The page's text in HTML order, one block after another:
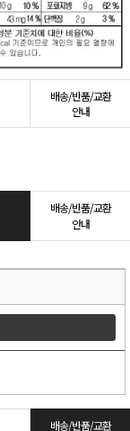
배송/반품/교환
안내
배송/반품/교환
안내
배송/반품/교환